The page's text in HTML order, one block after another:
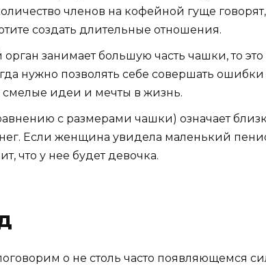
членов на кофейной гуще
создать длительные отношения.
занимает большую часть чашки, то
нужно позволять себе совершать ошибки
идеи и мечты в жизнь.
с размерами чашки) означает
Если женщина увидела маленький
что у нее будет девочка.
о не столь часто появляющемся